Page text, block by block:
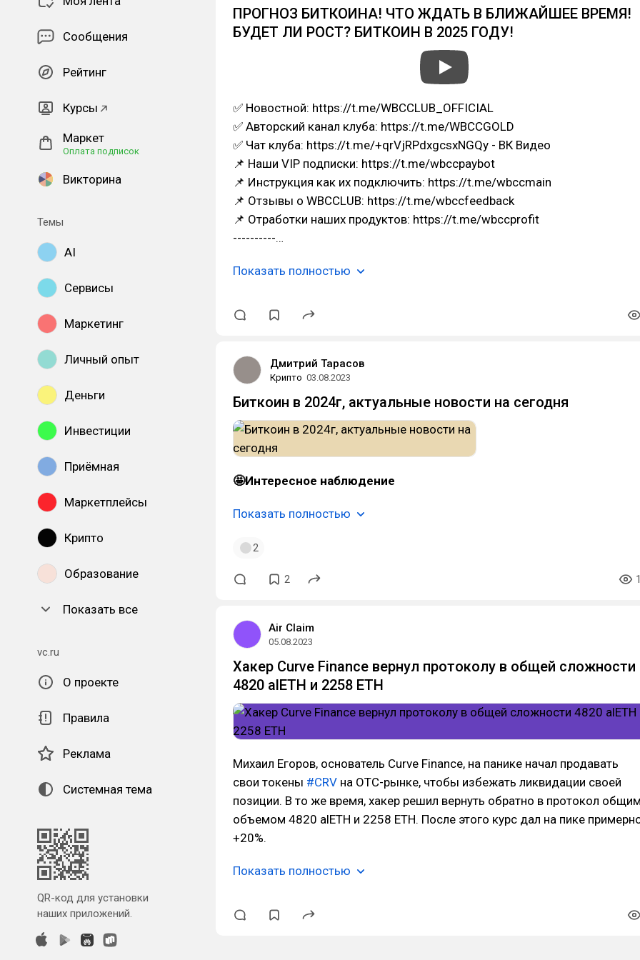
Сообщения
Рейтинг
Курсы
Маркет
Оплата подписок
Викторина
Темы
AI
Сервисы
Маркетинг
Личный опыт
Деньги
Инвестиции
Приёмная
Маркетплейсы
Крипто
Образование
Показать все
vc.ru
О проекте
Правила
Реклама
Системная тема
QR-код для установки
наших приложений.
ПРОГНОЗ БИТКОИНА! ЧТО ЖДАТЬ В БЛИЖАЙШЕЕ ВРЕМЯ!
БУДЕТ ЛИ РОСТ? БИТКОИН В 2025 ГОДУ!
✅ Новостной: https://t.me/WBCCLUB_OFFICIAL
✅ Авторский канал клуба: https://t.me/WBCCGOLD
✅ Чат клуба: https://t.me/+qrVjRPdxgcsxNGQy - ВК Видео
📌 Наши VIP подписки: https://t.me/wbccpaybot
📌 Инструкция как их подключить: https://t.me/wbccmain
📌 Отзывы о WBCCLUB: https://t.me/wbccfeedback
📌 Отработки наших продуктов: https://t.me/wbccprofit
----------…
Показать полностью
Дмитрий Тарасов
Крипто 03.08.2023
Биткоин в 2024г, актуальные новости на сегодня⁠⁠
🤩Интересное наблюдение
Показать полностью
2
2
Air Claim
05.08.2023
Хакер Curve Finance вернул протоколу в общей сложности
4820 alETH и 2258 ETH
Михаил Егоров, основатель Curve Finance, на панике начал продавать
свои токены #CRV на OTC-рынке, чтобы избежать ликвидации своей
позиции. В то же время, хакер решил вернуть обратно в протокол
объемом 4820 alETH и 2258 ETH. После этого курс дал на пике
+20%.
Показать полностью